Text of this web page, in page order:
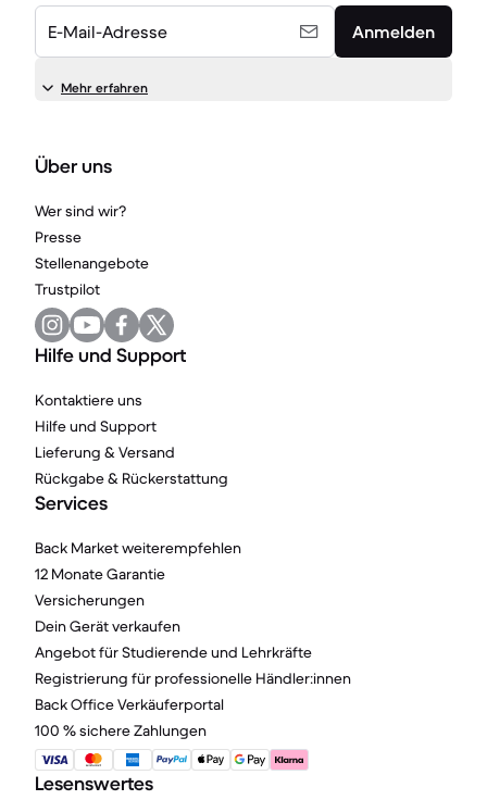
E-Mail-Adresse Anmelden
Mehr erfahren
Über uns
Wer sind wir?
Presse
Stellenangebote
Trustpilot
Hilfe und Support
Kontaktiere uns
Hilfe und Support
Lieferung & Versand
Rückgabe & Rückerstattung
Services
Back Market weiterempfehlen
12 Monate Garantie
Versicherungen
Dein Gerät verkaufen
Angebot für Studierende und Lehrkräfte
Registrierung für professionelle Händler:innen
Back Office Verkäuferportal
100 % sichere Zahlungen
Lesenswertes